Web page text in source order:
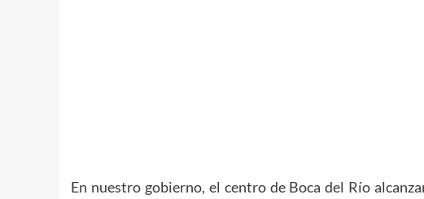
En nuestro gobierno, el centro de Boca del Río